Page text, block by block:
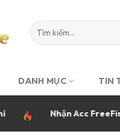
DANH MỤC TIN
Nhận Acc FreeFire